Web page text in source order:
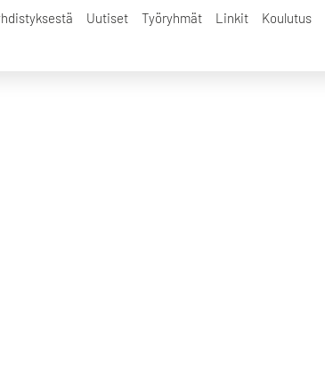
Uutiset Työryhmät Linkit Koulutus